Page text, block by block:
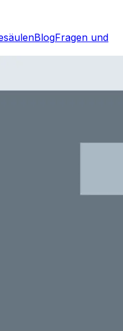
BlogFragen und